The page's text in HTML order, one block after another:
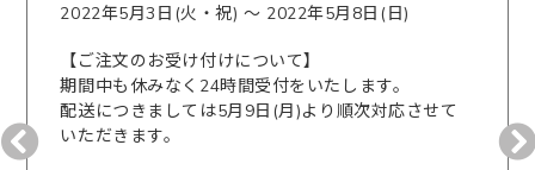
2022年5月3日(火・祝) 〜 2022年5月8日(日)
【ご注文のお受け付けについて】
期間中も休みなく24時間受付をいたします。
配送につきましては5月9日(月)より順次対応させて
いただきます。